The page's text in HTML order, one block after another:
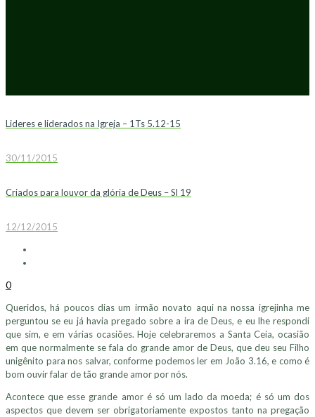
Lideres e liderados na Igreja – 1Ts 5.12-15
30/11/2015
Criados para louvor da glória de Deus – Sl 19
12/12/2015
0
Queridos, há poucos dias um irmão novato aqui na nossa igrejinha me
perguntou se eu já havia pregado sobre a ira de Deus, e eu lhe respondi
que sim, e em várias ocasiões. Hoje celebraremos a Santa Ceia, ocasião
em que normalmente se fala do grande amor de Deus, que deu seu Filho
unigênito para nos salvar, conforme podemos ler em João 3.16, e como é
bom ouvir falar de tão grande amor por nós.
Acontece que esse grande amor é só um lado da moeda; é só um dos
aspectos que devem ser obrigatoriamente expostos tanto na pregação